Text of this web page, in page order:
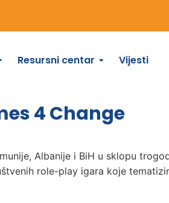
Resursni centar Vijesti
4 Change
Albanije i BiH u sklopu
role-play igara koje